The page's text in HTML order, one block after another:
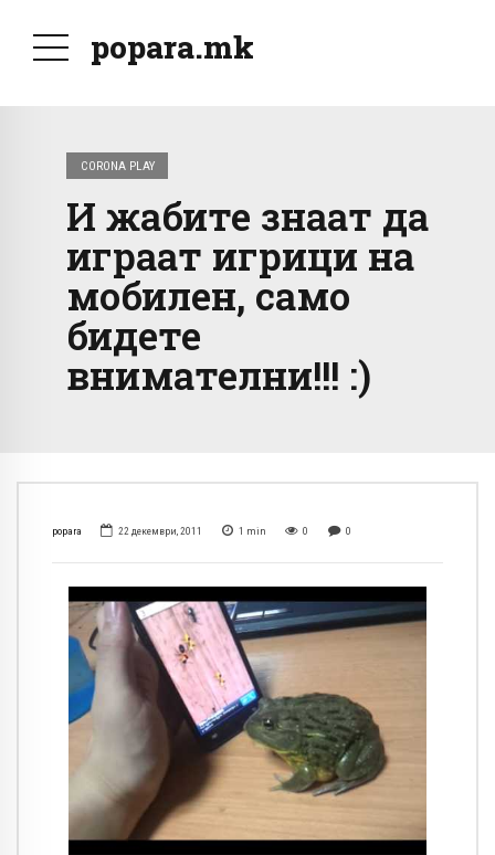
popara.mk
CORONA PLAY
И жабите знаат да
играат игрици на
мобилен, само
бидете
внимателни!!! :)
popara 22 декември, 2011 1 min 0 0